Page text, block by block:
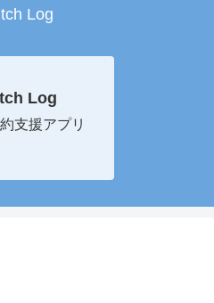
Log
Log
支援アプリ